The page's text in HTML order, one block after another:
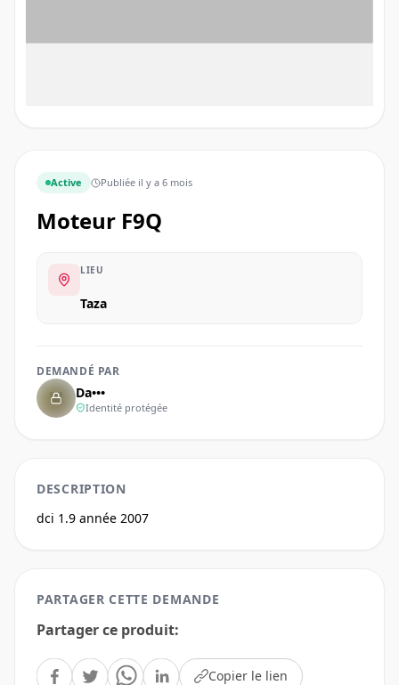
Active Publiée il y a 6 mois
moteur F9Q
LIEU
Taza
DEMANDÉ PAR
Da•••
Identité protégée
DESCRIPTION
dci 1.9 année 2007
PARTAGER CETTE DEMANDE
Partager ce produit:
Copier le lien